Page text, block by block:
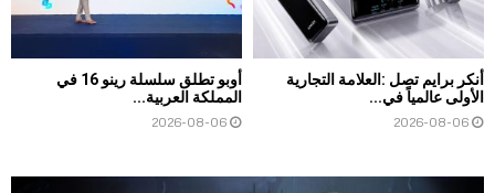
أنكر برايم تصل :العلامة التجارية
الأولى عالمياً في...
2026-08-06
أوبو تطلق سلسلة رينو 16 في
المملكة العربية...
2026-08-06